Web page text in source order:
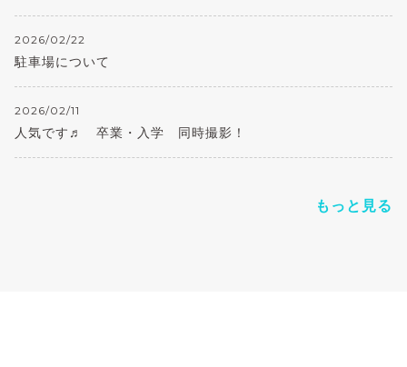
2026/02/22
駐車場について
2026/02/11
人気です♬ 卒業・入学 同時撮影！
もっと見る